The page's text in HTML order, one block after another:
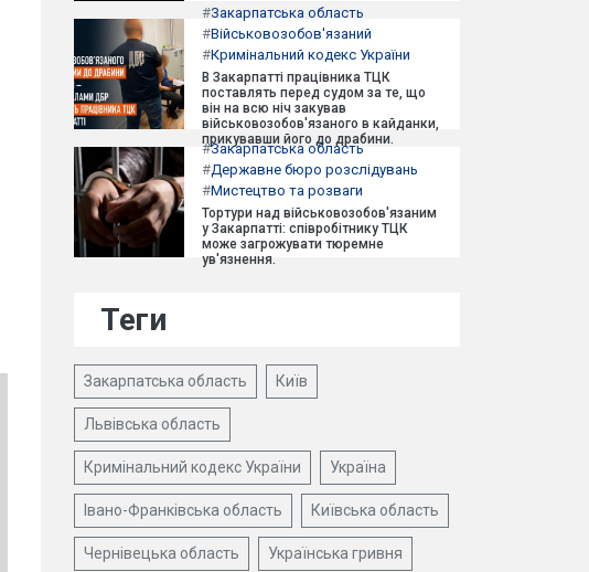
#Закарпатська область
#Військовозобов'язаний
#Кримінальний кодекс України
В Закарпатті працівника ТЦК
поставлять перед судом за те, що
він на всю ніч закував
військовозобов'язаного в кайданки,
прикувавши його до драбини.
#Закарпатська область
#Державне бюро розслідувань
#Мистецтво та розваги
Тортури над військовозобов'язаним
у Закарпатті: співробітнику ТЦК
може загрожувати тюремне
ув'язнення.
Теги
Закарпатська область Київ
Львівська область
Кримінальний кодекс України Україна
Івано-Франківська область Київська область
Чернівецька область Українська гривня